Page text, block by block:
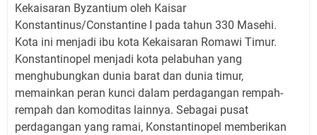
Kekaisaran Byzantium oleh Kaisar
Konstantinus/Constantine I pada tahun 330 Masehi.
Kota ini menjadi ibu kota Kekaisaran Romawi Timur.
Konstantinopel menjadi kota pelabuhan yang
menghubungkan dunia barat dan dunia timur,
memainkan peran kunci dalam perdagangan rempah-
rempah dan komoditas lainnya. Sebagai pusat
perdagangan yang ramai, Konstantinopel memberikan